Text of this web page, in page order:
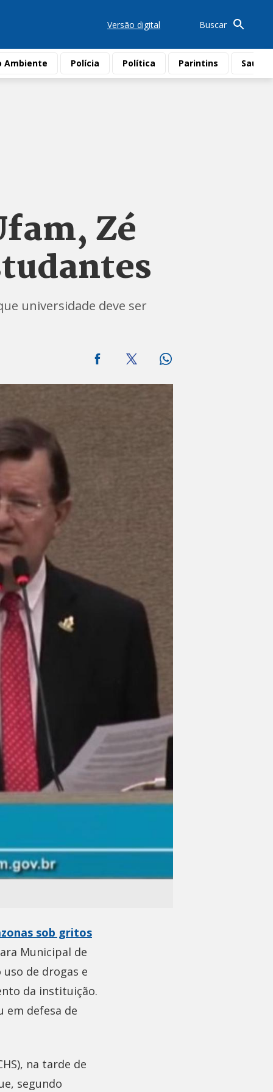
Versão digital Buscar
Ambiente Polícia Política Parintins Saúde
Zé
universidade deve ser
sob gritos
Municipal de
de drogas e
da instituição.
em defesa de
na tarde de
segundo